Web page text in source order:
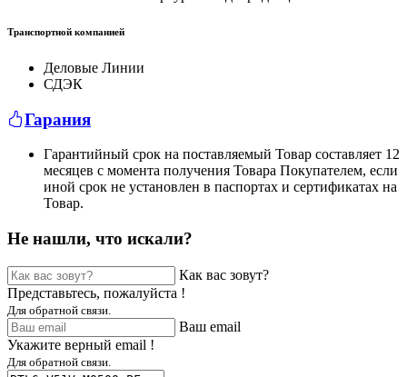
Транспортной компанией
Деловые Линии
СДЭК
Гарания
Гарантийный срок на поставляемый Товар составляет 12
месяцев с момента получения Товара Покупателем, если
иной срок не установлен в паспортах и сертификатах на
Товар.
Не нашли, что искали?
Как вас зовут?
Представьтесь, пожалуйста !
Для обратной связи.
Ваш email
Укажите верный email !
Для обратной связи.